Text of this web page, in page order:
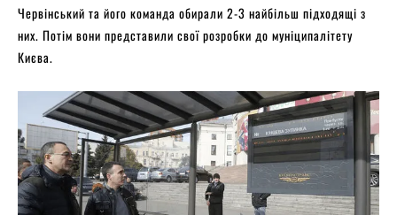
Червінський та його команда обирали 2-3 найбільш підходящі з
них. Потім вони представили свої розробки до муніципалітету
Києва.